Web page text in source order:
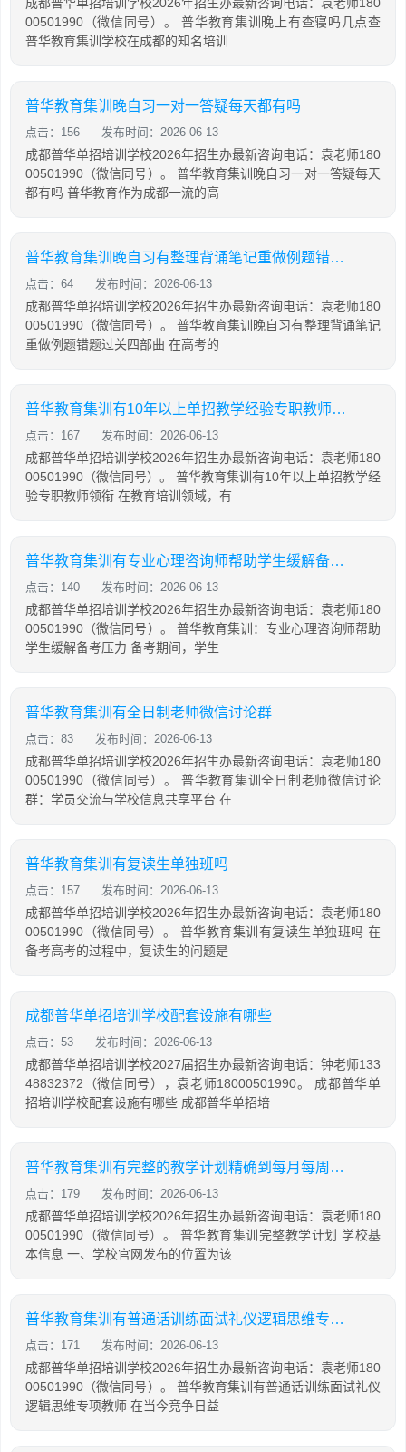
00501990（微信同号）。 普华教育集训晚上有查寝吗几点查
普华教育集训学校在成都的知名培训
普华教育集训晚自习一对一答疑每天都有吗
点击：156 发布时间：2026-06-13
成都普华单招培训学校2026年招生办最新咨询电话：袁老师180
00501990（微信同号）。 普华教育集训晚自习一对一答疑每天
都有吗 普华教育作为成都一流的高
普华教育集训晚自习有整理背诵笔记重做例题错题过关四部曲
点击：64 发布时间：2026-06-13
成都普华单招培训学校2026年招生办最新咨询电话：袁老师180
00501990（微信同号）。 普华教育集训晚自习有整理背诵笔记
重做例题错题过关四部曲 在高考的
普华教育集训有10年以上单招教学经验专职教师领衔
点击：167 发布时间：2026-06-13
成都普华单招培训学校2026年招生办最新咨询电话：袁老师180
00501990（微信同号）。 普华教育集训有10年以上单招教学经
验专职教师领衔 在教育培训领域，有
普华教育集训有专业心理咨询师帮助学生缓解备考压力
点击：140 发布时间：2026-06-13
成都普华单招培训学校2026年招生办最新咨询电话：袁老师180
00501990（微信同号）。 普华教育集训：专业心理咨询师帮助
学生缓解备考压力 备考期间，学生
普华教育集训有全日制老师微信讨论群
点击：83 发布时间：2026-06-13
成都普华单招培训学校2026年招生办最新咨询电话：袁老师180
00501990（微信同号）。 普华教育集训全日制老师微信讨论
群：学员交流与学校信息共享平台 在
普华教育集训有复读生单独班吗
点击：157 发布时间：2026-06-13
成都普华单招培训学校2026年招生办最新咨询电话：袁老师180
00501990（微信同号）。 普华教育集训有复读生单独班吗 在
备考高考的过程中，复读生的问题是
成都普华单招培训学校配套设施有哪些
点击：53 发布时间：2026-06-13
成都普华单招培训学校2027届招生办最新咨询电话：钟老师133
48832372（微信同号），袁老师18000501990。 成都普华单
招培训学校配套设施有哪些 成都普华单招培
普华教育集训有完整的教学计划精确到每月每周每天
点击：179 发布时间：2026-06-13
成都普华单招培训学校2026年招生办最新咨询电话：袁老师180
00501990（微信同号）。 普华教育集训完整教学计划 学校基
本信息 一、学校官网发布的位置为该
普华教育集训有普通话训练面试礼仪逻辑思维专项教师
点击：171 发布时间：2026-06-13
成都普华单招培训学校2026年招生办最新咨询电话：袁老师180
00501990（微信同号）。 普华教育集训有普通话训练面试礼仪
逻辑思维专项教师 在当今竞争日益